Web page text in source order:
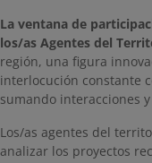
La ventana de
los/as Agentes del
región, una figura
interlocución constante
sumando interacciones
Los/as agentes del
analizar los proyectos